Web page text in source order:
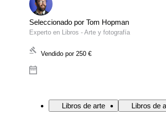
Seleccionado por Tom Hopman
Experto en Libros - Arte y fotografía
Vendido por 250 €
Libros de arte Libros de